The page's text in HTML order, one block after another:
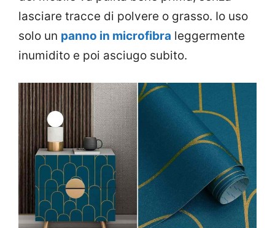
lasciare tracce di polvere o grasso. Io uso
solo un panno in microfibra leggermente
inumidito e poi asciugo subito.